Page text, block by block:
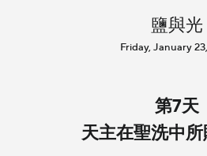
鹽與光
Friday, January
第7天
天主在聖洗中